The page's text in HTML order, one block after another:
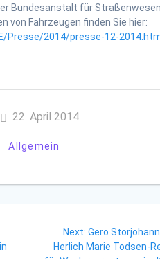
Bundesanstalt für
von Fahrzeugen finden Sie hier:
Presse/2014/presse-12-
22. April 2014
Allgemein
Next: Next
post:
Gero
Herlich Marie Todsen-